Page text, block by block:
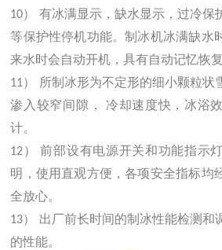
10） 有冰满显示，缺水显示，过冷保
等保护性停机功能。制冰机冰满缺水
来水时会自动开机，具有自动记忆恢复
11） 所制冰形为不定形的细小颗粒状
渗入较窄间隙， 冷却速度快，冰浴
计。
12） 前部设有电源开关和功能指示
明，使用直观方便，各项安全指标均
全放心。
13） 出厂前长时间的制冰性能检测和
的性能。